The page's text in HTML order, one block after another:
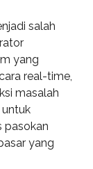
salah
yang
real-time,
masalah
untuk
pasokan
yang